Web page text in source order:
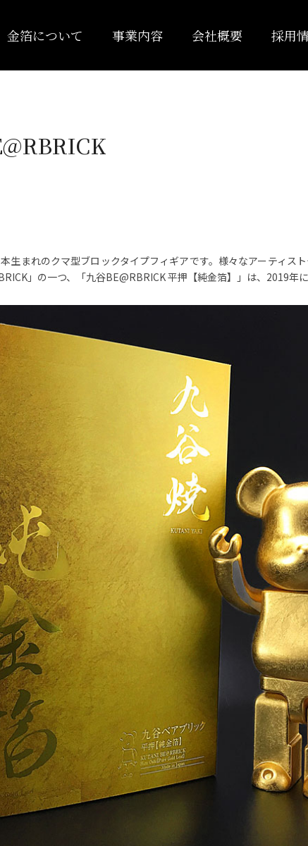
金箔について 事業内容 会社概要 採用
まれのクマ型ブロックタイプフィギアです。様々なアーティス
」の一つ、「九谷BE@RBRICK 平押【純金箔】」は、2019年